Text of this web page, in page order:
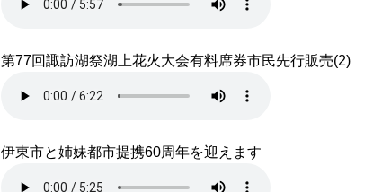
第77回諏訪湖祭湖上花火大会有料席券市民先行販売(2)
伊東市と姉妹都市提携60周年を迎えます